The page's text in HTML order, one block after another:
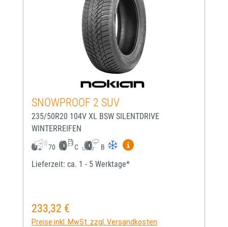
SNOWPROOF 2 SUV
235/50R20 104V XL BSW SILENTDRIVE
WINTERREIFEN
70 C B
Mehr Informationen zum
Lieferzeit: ca. 1 - 5 Werktage*
Regulärer Preis:
233,32 €
Preise inkl. MwSt. zzgl. Versandkosten